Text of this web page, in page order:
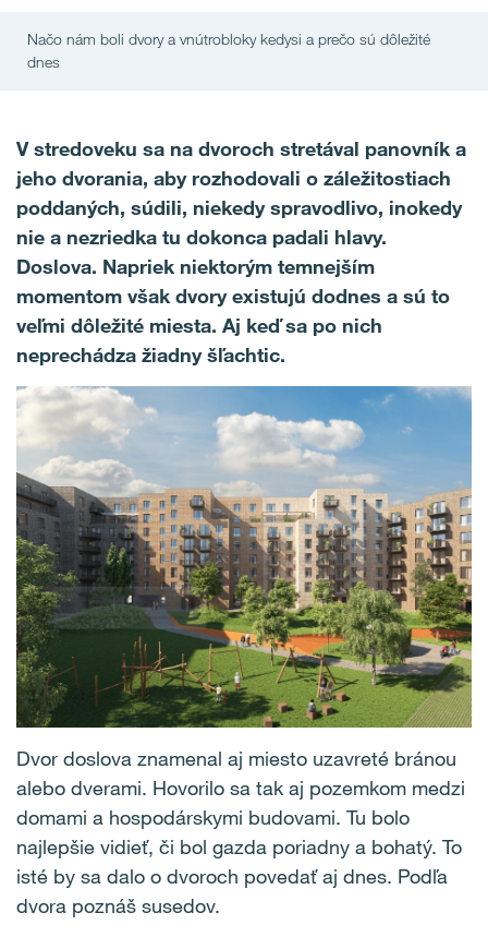
Načo nám boli dvory a vnútrobloky kedysi a prečo sú dôležité
dnes
V stredoveku sa na dvoroch stretával panovník a
jeho dvorania, aby rozhodovali o záležitostiach
poddaných, súdili, niekedy spravodlivo, inokedy
nie a nezriedka tu dokonca padali hlavy.
Doslova. Napriek niektorým temnejším
momentom však dvory existujú dodnes a sú to
veľmi dôležité miesta. Aj keď sa po nich
neprechádza žiadny šľachtic.
Dvor doslova znamenal aj miesto uzavreté bránou
alebo dverami. Hovorilo sa tak aj pozemkom medzi
domami a hospodárskymi budovami. Tu bolo
najlepšie vidieť, či bol gazda poriadny a bohatý. To
isté by sa dalo o dvoroch povedať aj dnes. Podľa
dvora poznáš susedov.